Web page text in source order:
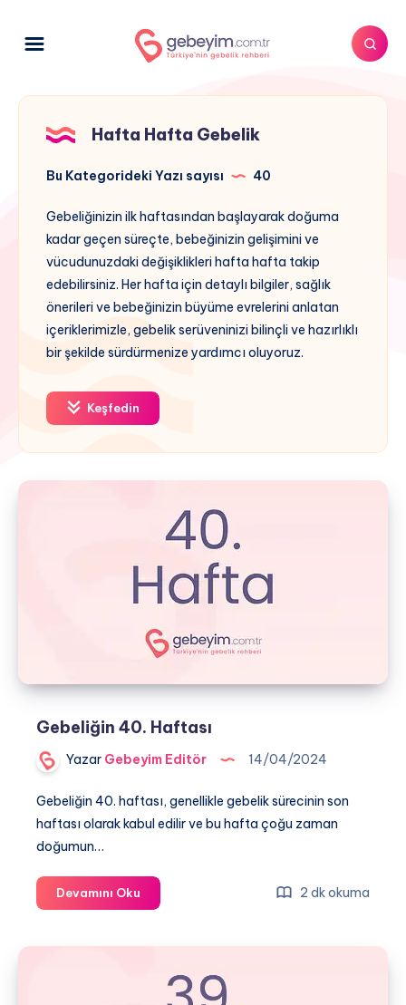
Hafta Hafta Gebelik
Bu Kategorideki Yazı sayısı 40
Gebeliğinizin ilk haftasından başlayarak doğuma
kadar geçen süreçte, bebeğinizin gelişimini ve
vücudunuzdaki değişiklikleri hafta hafta takip
edebilirsiniz. Her hafta için detaylı bilgiler, sağlık
önerileri ve bebeğinizin büyüme evrelerini anlatan
içeriklerimizle, gebelik serüveninizi bilinçli ve hazırlıklı
bir şekilde sürdürmenize yardımcı oluyoruz.
Keşfedin
Gebeliğin 40. Haftası
Yazar Gebeyim Editör 14/04/2024
Gebeliğin 40. haftası, genellikle gebelik sürecinin son
haftası olarak kabul edilir ve bu hafta çoğu zaman
doğumun…
Devamını Oku
40.
2 dk okuma